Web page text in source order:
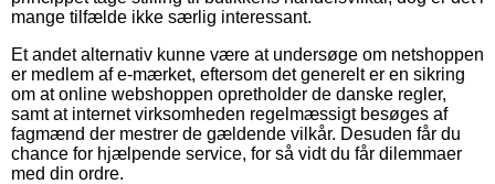
mange tilfælde ikke særlig interessant.
Et andet alternativ kunne være at undersøge om netshoppen
er medlem af e-mærket, eftersom det generelt er en sikring
om at online webshoppen opretholder de danske regler,
samt at internet virksomheden regelmæssigt besøges af
fagmænd der mestrer de gældende vilkår. Desuden får du
chance for hjælpende service, for så vidt du får dilemmaer
med din ordre.